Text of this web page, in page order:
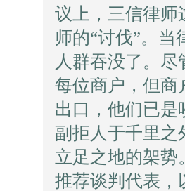
议上，三信律师
师的“讨伐”。
人群吞没了。
每位商户，但商
出口，他们已是
副拒人于千里之
立足之地的架势
推荐谈判代表，